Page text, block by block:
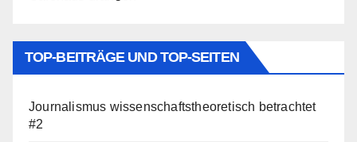
TOP-BEITRÄGE UND TOP-SEITEN
Journalismus wissenschaftstheoretisch betrachtet
#2